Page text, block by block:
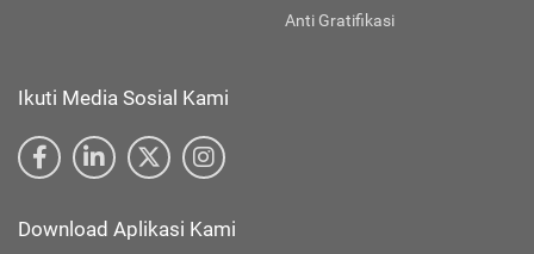
Anti Gratifikasi
Ikuti Media Sosial Kami
Download Aplikasi Kami